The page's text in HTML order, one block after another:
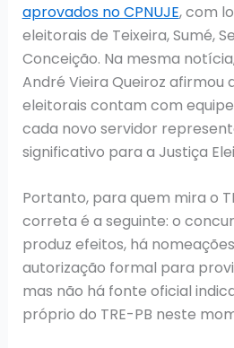
aprovados no CPNUJE, com
eleitorais de Teixeira, Sumé,
Conceição. Na mesma
André Vieira Queiroz afirmou
eleitorais contam com
cada novo servidor
significativo para a Justiça
Portanto, para quem mira o
correta é a seguinte: o
produz efeitos, há
autorização formal para
mas não há fonte oficial
próprio do TRE-PB neste